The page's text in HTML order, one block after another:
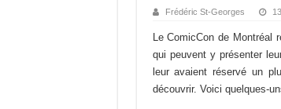
Frédéric St-Georges
Le ComicCon de Montréal
qui peuvent y présenter
leur avaient réservé un
découvrir. Voici quelques-